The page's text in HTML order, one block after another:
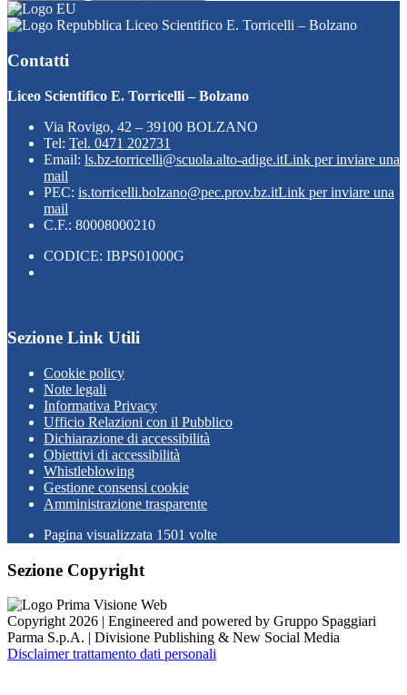
Liceo Scientifico E. Torricelli – Bolzano
Contatti
Liceo Scientifico E. Torricelli – Bolzano
Via Rovigo, 42 – 39100 BOLZANO
Tel: Tel. 0471 202731
Email: ls.bz-torricelli@scuola.alto-adige.itLink per inviare una
mail
PEC: is.torricelli.bolzano@pec.prov.bz.itLink per inviare una
mail
C.F.: 80008000210
CODICE: IBPS01000G
Sezione Link Utili
Cookie policy
Note legali
Informativa Privacy
Ufficio Relazioni con il Pubblico
Dichiarazione di accessibilità
Obiettivi di accessibilità
Whistleblowing
Gestione consensi cookie
Amministrazione trasparente
Pagina visualizzata 1501 volte
Sezione Copyright
Copyright 2026 | Engineered and powered by Gruppo Spaggiari
Parma S.p.A. | Divisione Publishing & New Social Media
Disclaimer trattamento dati personali